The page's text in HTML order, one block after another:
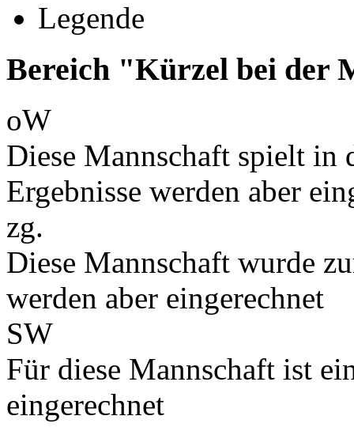
Legende
Bereich "Kürzel bei der
oW
Diese Mannschaft spielt in
Ergebnisse werden aber
zg.
Diese Mannschaft wurde
werden aber eingerechnet
SW
Für diese Mannschaft ist
eingerechnet